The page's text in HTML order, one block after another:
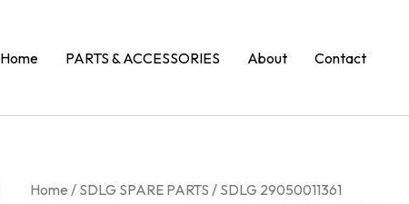
Home PARTS & ACCESSORIES About Contact
Home / SDLG SPARE PARTS / SDLG 29050011361